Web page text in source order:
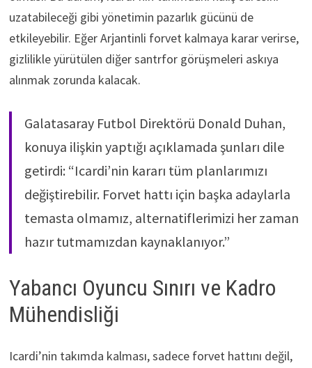
uzatabileceği gibi yönetimin pazarlık gücünü de
etkileyebilir. Eğer Arjantinli forvet kalmaya karar verirse,
gizlilikle yürütülen diğer santrfor görüşmeleri askıya
alınmak zorunda kalacak.
Galatasaray Futbol Direktörü Donald Duhan,
konuya ilişkin yaptığı açıklamada şunları dile
getirdi: “Icardi’nin kararı tüm planlarımızı
değiştirebilir. Forvet hattı için başka adaylarla
temasta olmamız, alternatiflerimizi her zaman
hazır tutmamızdan kaynaklanıyor.”
Yabancı Oyuncu Sınırı ve Kadro
Mühendisliği
Icardi’nin takımda kalması, sadece forvet hattını değil,